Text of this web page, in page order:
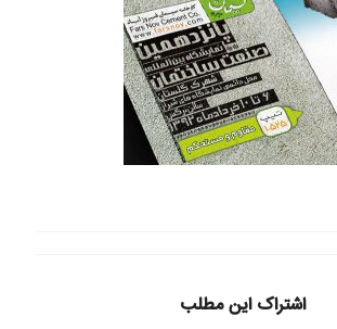
اشتراک این مطلب